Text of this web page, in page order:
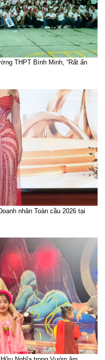
THPT Bình Minh, “Rất ấn
nhân Toàn cầu 2026 tại